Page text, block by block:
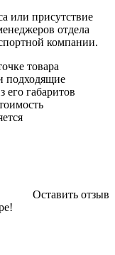
или присутствие
отдела
компании.
товара
подходящие
его габаритов
Оставить отзыв